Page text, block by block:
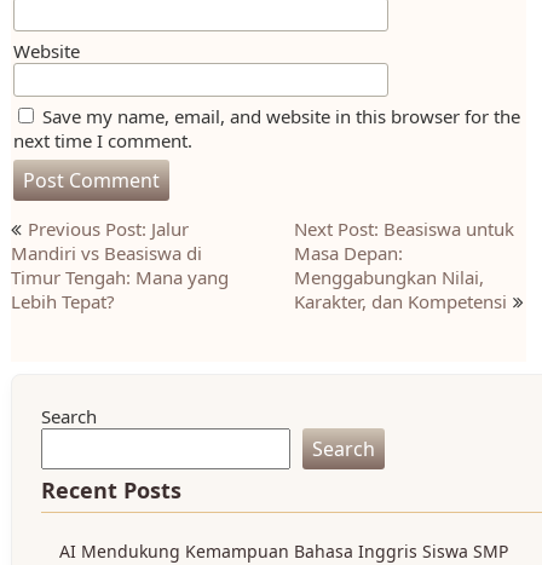
Website
Save my name, email, and website in this browser for the
next time I comment.
Post
navigation
Previous Post: Jalur
Mandiri vs Beasiswa di
Timur Tengah: Mana yang
Lebih Tepat?
Next Post: Beasiswa untuk
Masa Depan:
Menggabungkan Nilai,
Karakter, dan Kompetensi
Search
Search
Recent Posts
AI Mendukung Kemampuan Bahasa Inggris Siswa SMP